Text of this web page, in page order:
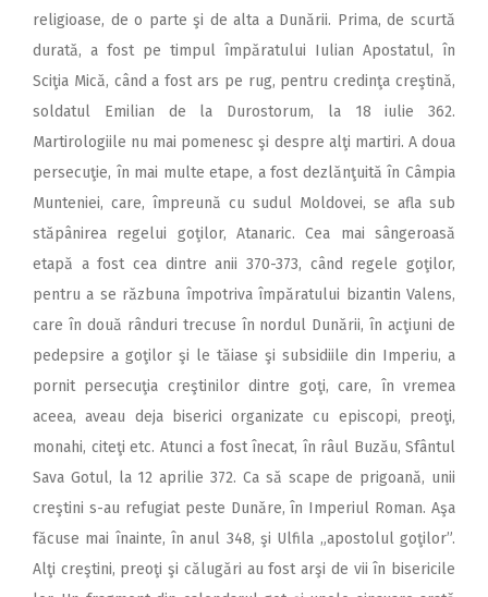
religioase, de o parte şi de alta a Dunării. Prima, de scurtă
durată, a fost pe timpul împăratului Iulian Apostatul, în
Sciţia Mică, când a fost ars pe rug, pentru credinţa creştină,
soldatul Emilian de la Durostorum, la 18 iulie 362.
Martirologiile nu mai pomenesc şi despre alţi martiri. A doua
persecuţie, în mai multe etape, a fost dezlănţuită în Câmpia
Munteniei, care, împreună cu sudul Moldovei, se afla sub
stăpânirea regelui goţilor, Atanaric. Cea mai sângeroasă
etapă a fost cea dintre anii 370-373, când regele goţilor,
pentru a se răzbuna împotriva împăratului bizantin Valens,
care în două rânduri trecuse în nordul Dunării, în acţiuni de
pedepsire a goţilor şi le tăiase şi subsidiile din Imperiu, a
pornit persecuţia creştinilor dintre goţi, care, în vremea
aceea, aveau deja biserici organizate cu episcopi, preoţi,
monahi, citeţi etc. Atunci a fost înecat, în râul Buzău, Sfântul
Sava Gotul, la 12 aprilie 372. Ca să scape de prigoană, unii
creştini s-au refugiat peste Dunăre, în Imperiul Roman. Aşa
făcuse mai înainte, în anul 348, şi Ulfila „apostolul goţilor”.
Alţi creştini, preoţi şi călugări au fost arşi de vii în bisericile